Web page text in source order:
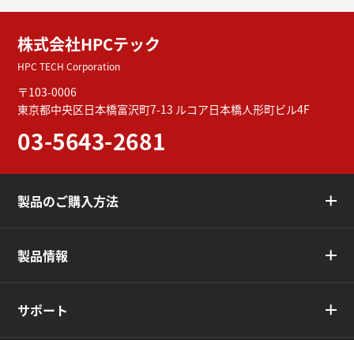
株式会社HPCテック
HPC TECH Corporation
〒103-0006
東京都中央区日本橋富沢町7-13 ルコア日本橋人形町ビル4F
03-5643-2681
製品のご購入方法
製品情報
サポート